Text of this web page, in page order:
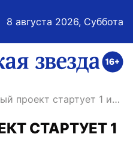
8 августа 2026, Суббота
на главную
проект стартует 1 июля!
СТАРТУЕТ 1